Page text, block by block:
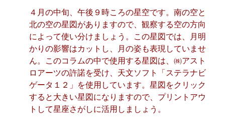
４月の中旬、午後９時ころの星空です。南の空と
北の空の星図がありますので、観察する空の方向
によって使い分けましょう。この星図では、月明
かりの影響はカットし、月の姿も表現していませ
ん。このコラムの中で使用する星図は、㈱アスト
ロアーツの許諾を受け、天文ソフト「ステラナビ
ゲータ１２」を使用しています。星図をクリック
すると大きい星図になりますので、プリントアウ
トして星座さがしに活用しましょう。